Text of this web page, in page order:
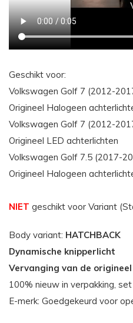
Geschikt voor:
Volkswagen Golf 7 (2012-
Origineel Halogeen
Volkswagen Golf 7 (2012-
Origineel LED achterlichten
Volkswagen Golf 7.5 (2017-
Origineel Halogeen
NIET geschikt voor Variant
Body variant: HATCHBACK
Dynamische knipperlicht
Vervanging van de
100% nieuw in verpakking,
E-merk: Goedgekeurd voor